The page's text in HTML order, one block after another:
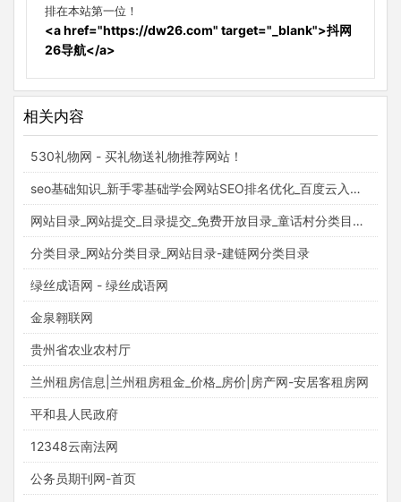
排在本站第一位！
<a href="https://dw26.com" target="_blank">抖网
26导航</a>
相关内容
530礼物网 - 买礼物送礼物推荐网站！
seo基础知识_新手零基础学会网站SEO排名优化_百度云入门视频教程_梵吉seo
网站目录_网站提交_目录提交_免费开放目录_童话村分类目录官网
分类目录_网站分类目录_网站目录-建链网分类目录
绿丝成语网 - 绿丝成语网
金泉翱联网
贵州省农业农村厅
兰州租房信息|兰州租房租金_价格_房价|房产网-安居客租房网
平和县人民政府
12348云南法网
公务员期刊网-首页